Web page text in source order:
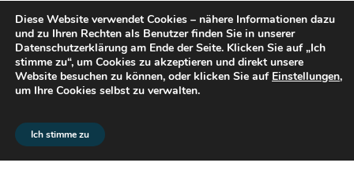
Diese Website verwendet Cookies – nähere Informationen dazu
und zu Ihren Rechten als Benutzer finden Sie in unserer
Datenschutzerklärung am Ende der Seite. Klicken Sie auf „Ich
stimme zu“, um Cookies zu akzeptieren und direkt unsere
Website besuchen zu können, oder klicken Sie auf Einstellungen,
um Ihre Cookies selbst zu verwalten.
Ich stimme zu